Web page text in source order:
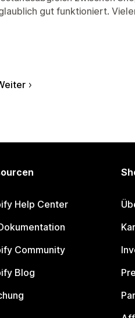
gut funktioniert.
Help Center
Community
Blog